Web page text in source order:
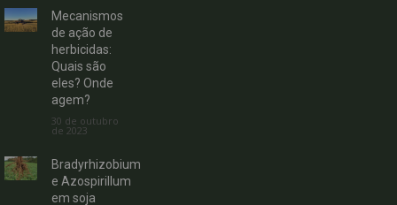
Mecanismos
de ação de
herbicidas:
Quais são
eles? Onde
agem?
30 de outubro
de 2023
Bradyrhizobium
e Azospirillum
em soja